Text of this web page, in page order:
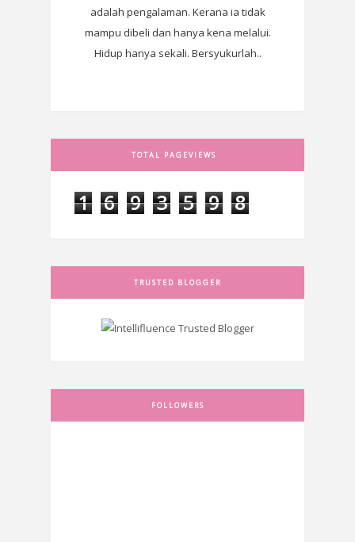
adalah pengalaman. Kerana ia tidak
mampu dibeli dan hanya kena melalui.
Hidup hanya sekali. Bersyukurlah..
TOTAL PAGEVIEWS
1 6 9 3 5 9 8
TRUSTED BLOGGER
FOLLOWERS